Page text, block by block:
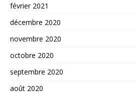
février 2021
décembre 2020
novembre 2020
octobre 2020
septembre 2020
août 2020